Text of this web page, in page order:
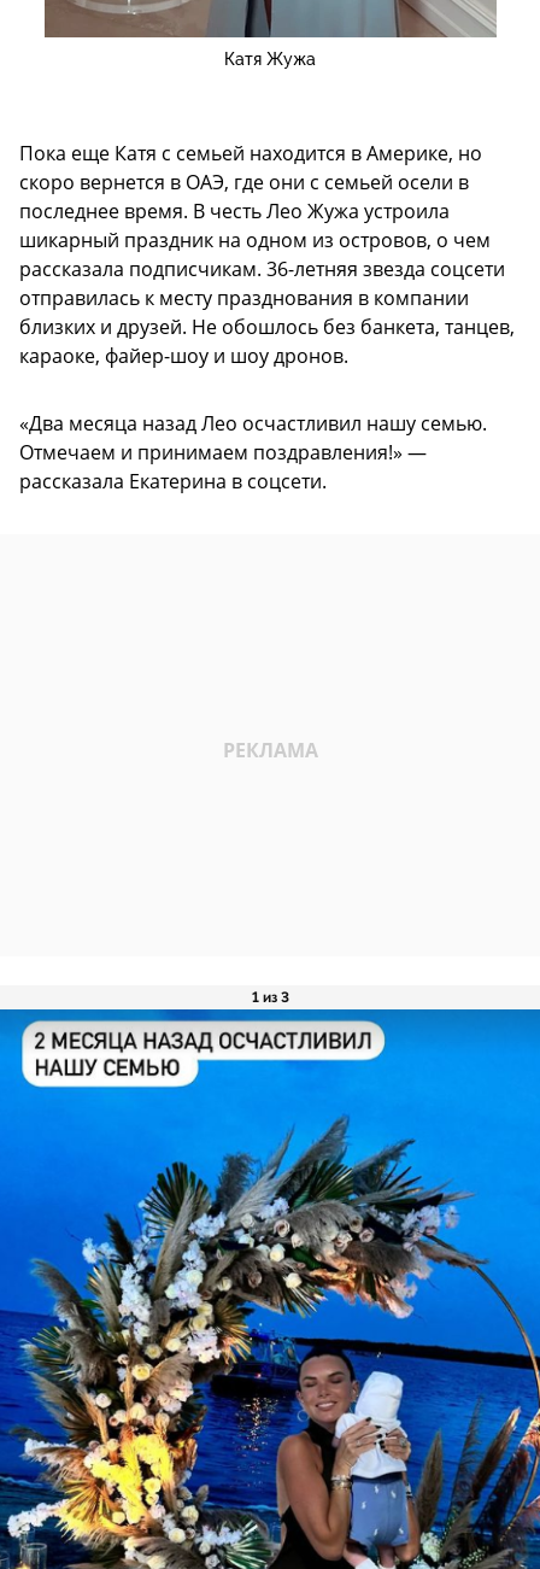
Катя Жужа
Пока еще Катя с семьей находится в Америке, но
скоро вернется в ОАЭ, где они с семьей осели в
последнее время. В честь Лео Жужа устроила
шикарный праздник на одном из островов, о чем
рассказала подписчикам. 36-летняя звезда соцсети
отправилась к месту празднования в компании
близких и друзей. Не обошлось без банкета, танцев,
караоке, файер-шоу и шоу дронов.
«Два месяца назад Лео осчастливил нашу семью.
Отмечаем и принимаем поздравления!» —
рассказала Екатерина в соцсети.
1 из 3